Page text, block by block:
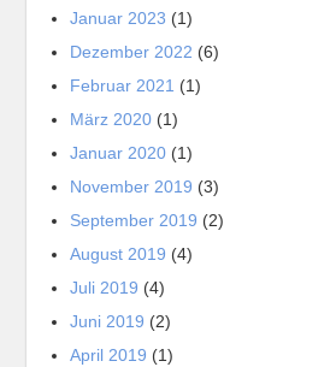
Januar 2023 (1)
Dezember 2022 (6)
Februar 2021 (1)
März 2020 (1)
Januar 2020 (1)
November 2019 (3)
September 2019 (2)
August 2019 (4)
Juli 2019 (4)
Juni 2019 (2)
April 2019 (1)